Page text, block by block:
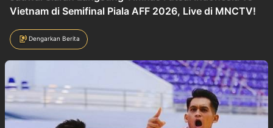
Vietnam di Semifinal Piala AFF 2026, Live di MNCTV!
Dengarkan Berita